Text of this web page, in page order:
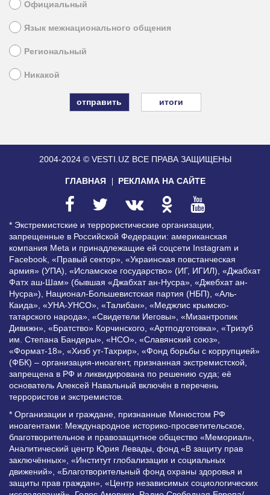
Официальный
Язык межнационального общения
Региональный
Никакой
итоги
2004-2024 © VESTI.UZ ВСЕ ПРАВА ЗАЩИЩЕНЫ
ГЛАВНАЯ РЕКЛАМА НА САЙТЕ
* Экстремистские и террористические организации,
запрещенные в Российской Федерации: американская
компания Meta и принадлежащие ей соцсети Instagram и
Facebook, «Правый сектор», «Украинская повстанческая
армия» (УПА), «Исламское государство» (ИГ, ИГИЛ), «Джабхат
Фатх аш-Шам» (бывшая «Джабхат ан-Нусра», «Джебхат ан-
Нусра»), Национал-Большевистская партия (НБП), «Аль-
Каида», «УНА-УНСО», «Талибан», «Меджлис крымско-
татарского народа», «Свидетели Иеговы», «Мизантропик
Дивижн», «Братство» Корчинского, «Артподготовка», «Тризуб
им. Степана Бандеры», «НСО», «Славянский союз»,
«Формат-18», «Хизб ут-Тахрир», «Фонд борьбы с коррупцией»
(ФБК) – организация-иноагент, признанная экстремистской,
запрещена в РФ и ликвидирована по решению суда; её
основатель Алексей Навальный включён в перечень
террористов и экстремистов.
* Организации и граждане, признанные Минюстом РФ
иноагентами: Международное историко-просветительское,
благотворительное и правозащитное общество «Мемориал»,
Аналитический центр Юрия Левады, фонд «В защиту прав
заключённых», «Институт глобализации и социальных
движений», «Благотворительный фонд охраны здоровья и
защиты прав граждан», «Центр независимых социологических